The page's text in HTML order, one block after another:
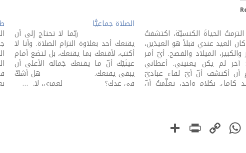
الحياةَ الكنسيّة، اكتشفتُ
العيد عندي قبلاً هو العيدَين،
والكبير، الميلاد والفصح. أيّ أمر
لم يكن يعنيني. أعطاني
أن أكتشف أنّ أيّ لقاء عباديّ
كامل. بكلام واحد، تعلّمتُ أنّ
قناعتي أنّني اكتشفتُ الحقيقة
الصلاة جماعيًّا
ربّما لا تحتاج إلى أن
يقنعك أحد بغلاوة التزام الصلاة. وأنا لا
أكتب، لأقنعك بما يقنعك، بل لتضع أمام
عينَيْك أنّ ما يقنعك جَماله الأعلى أن
يبقى يقنعك. هل أشكّ
في غدك؟ لعمري، لا. …
Facebook
WhatsApp
Copy
PrintFriendly